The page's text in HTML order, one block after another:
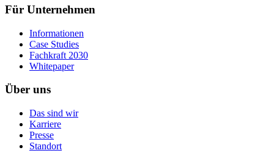
Für Unternehmen
Informationen
Case Studies
Fachkraft 2030
Whitepaper
Über uns
Das sind wir
Karriere
Presse
Standort